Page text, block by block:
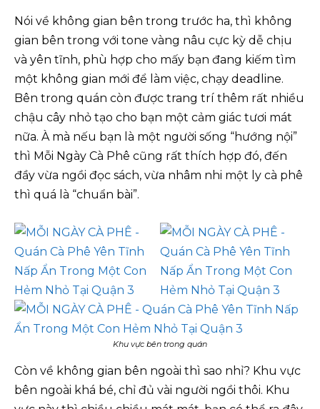
Nói về không gian bên trong trước ha, thì không
gian bên trong với tone vàng nâu cực kỳ dễ chịu
và yên tĩnh, phù hợp cho mấy bạn đang kiếm tìm
một không gian mới để làm việc, chạy deadline.
Bên trong quán còn được trang trí thêm rất nhiều
chậu cây nhỏ tạo cho bạn một cảm giác tươi mát
nữa. À mà nếu bạn là một người sống “hướng nội”
thì Mỗi Ngày Cà Phê cũng rất thích hợp đó, đến
đầy vừa ngồi đọc sách, vừa nhâm nhi một ly cà phê
thì quá là “chuẩn bài”.
Khu vực bên trong quán
Còn về không gian bên ngoài thì sao nhỉ? Khu vực
bên ngoài khá bé, chỉ đủ vài người ngồi thôi. Khu